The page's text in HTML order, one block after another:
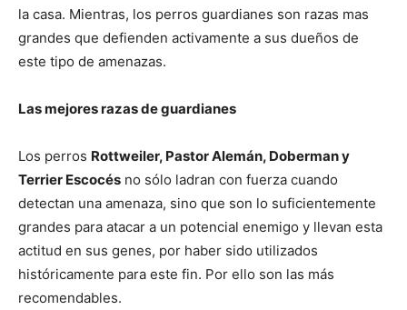
–
la casa. Mientras, los perros guardianes son razas mas
grandes que defienden activamente a sus dueños de
este tipo de amenazas.
Las mejores razas de guardianes
Los perros Rottweiler, Pastor Alemán, Doberman y
Terrier Escocés no sólo ladran con fuerza cuando
detectan una amenaza, sino que son lo suficientemente
grandes para atacar a un potencial enemigo y llevan esta
actitud en sus genes, por haber sido utilizados
históricamente para este fin. Por ello son las más
recomendables.